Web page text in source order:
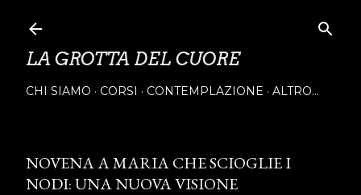
LA GROTTA DEL CUORE
CHI SIAMO CORSI CONTEMPLAZIONE ALTRO…
NOVENA A MARIA CHE SCIOGLIE I
NODI: UNA NUOVA VISIONE